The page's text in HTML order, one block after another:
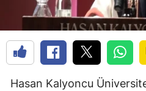
Hasan Kalyoncu